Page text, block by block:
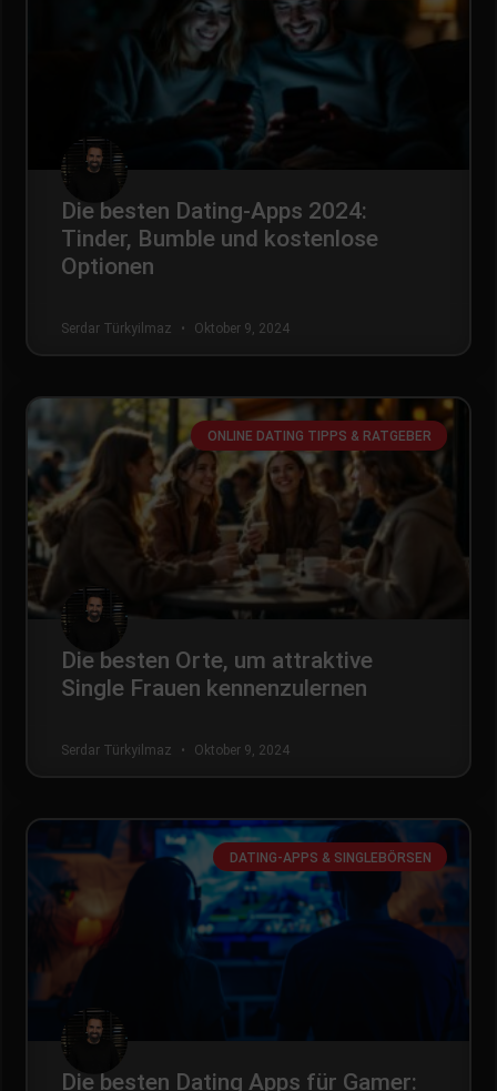
Die besten Dating-Apps 2024:
Tinder, Bumble und kostenlose
Optionen
Serdar Türkyilmaz Oktober 9, 2024
ONLINE DATING TIPPS & RATGEBER
Die besten Orte, um attraktive
Single Frauen kennenzulernen
Serdar Türkyilmaz Oktober 9, 2024
DATING-APPS & SINGLEBÖRSEN
Die besten Dating Apps für Gamer: